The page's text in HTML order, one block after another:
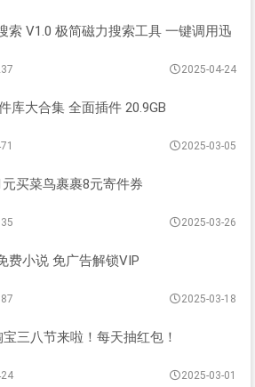
索 V1.0 极简磁力搜索工具 一键调用迅
2025-04-24
库大合集 全面插件 20.9GB
2025-03-05
买菜鸟裹裹8元寄件券
2025-03-26
费小说 免广告解锁VIP
2025-03-18
宝三八节来啦！每天抽红包！
2025-03-01